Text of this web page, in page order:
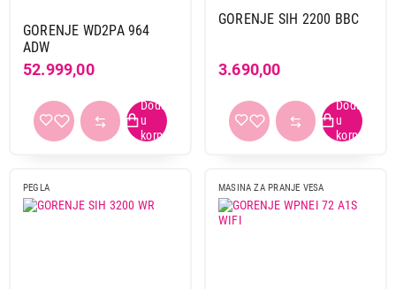
GORENJE WD2PA 964
ADW
52.999,00
GORENJE SIH 2200 BBC
3.690,00
PEGLA MASINA ZA PRANJE VESA